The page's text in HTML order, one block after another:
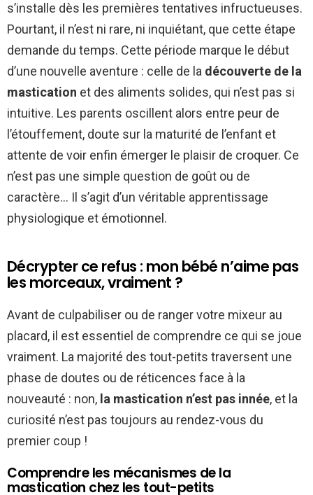
s’installe dès les premières tentatives infructueuses.
Pourtant, il n’est ni rare, ni inquiétant, que cette étape
demande du temps. Cette période marque le début
d’une nouvelle aventure : celle de la découverte de la
mastication et des aliments solides, qui n’est pas si
intuitive. Les parents oscillent alors entre peur de
l’étouffement, doute sur la maturité de l’enfant et
attente de voir enfin émerger le plaisir de croquer. Ce
n’est pas une simple question de goût ou de
caractère… Il s’agit d’un véritable apprentissage
physiologique et émotionnel.
Décrypter ce refus : mon bébé n’aime pas
les morceaux, vraiment ?
Avant de culpabiliser ou de ranger votre mixeur au
placard, il est essentiel de comprendre ce qui se joue
vraiment. La majorité des tout-petits traversent une
phase de doutes ou de réticences face à la
nouveauté : non, la mastication n’est pas innée, et la
curiosité n’est pas toujours au rendez-vous du
premier coup !
Comprendre les mécanismes de la
mastication chez les tout-petits